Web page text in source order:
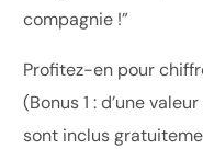
compagnie !”
Profitez-en pour
(Bonus 1 : d’une
sont inclus